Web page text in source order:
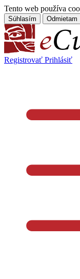
Tento web používa
Súhlasím Odmietam
Registrovať Prihlásiť